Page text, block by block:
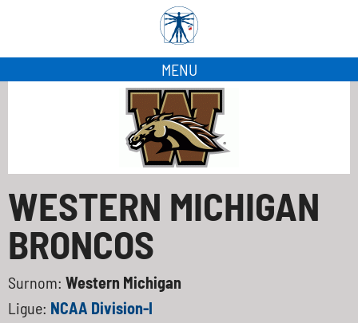
MENU
WESTERN MICHIGAN
BRONCOS
Surnom: Western Michigan
Ligue: NCAA Division-I